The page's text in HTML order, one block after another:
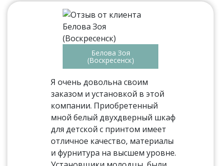
Белова Зоя
(Воскресенск)
Я очень довольна своим
заказом и установкой в этой
компании. Приобретенный
мной белый двухдверный шкаф
для детской с принтом имеет
отличное качество, материалы
и фурнитура на высшем уровне.